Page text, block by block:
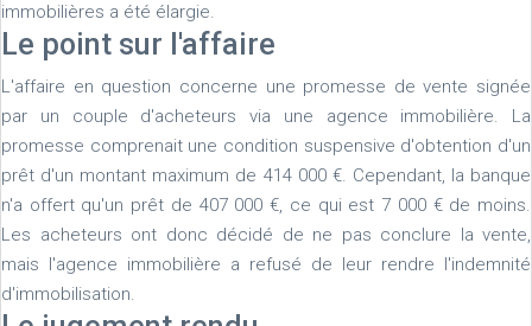
immobilières a été élargie.
Le point sur l'affaire
L'affaire en question concerne une promesse de vente signée
par un couple d'acheteurs via une agence immobilière. La
promesse comprenait une condition suspensive d'obtention d'un
prêt d'un montant maximum de 414 000 €. Cependant, la banque
n'a offert qu'un prêt de 407 000 €, ce qui est 7 000 € de moins.
Les acheteurs ont donc décidé de ne pas conclure la vente,
mais l'agence immobilière a refusé de leur rendre l'indemnité
d'immobilisation.